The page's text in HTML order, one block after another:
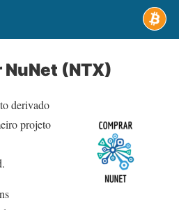
(NTX)
derivado
projeto